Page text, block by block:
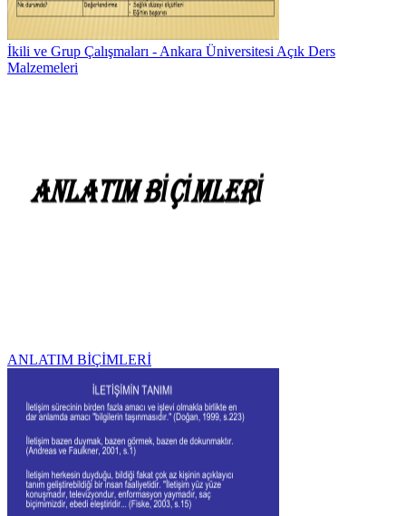
İkili ve Grup Çalışmaları - Ankara Üniversitesi Açık Ders
Malzemeleri
ANLATIM BİÇİMLERİ